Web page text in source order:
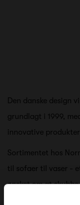
Den danske design
grundlagt i 1999,
innovative
Sortimentet hos
til sofaer til vaser -
ønsket om at